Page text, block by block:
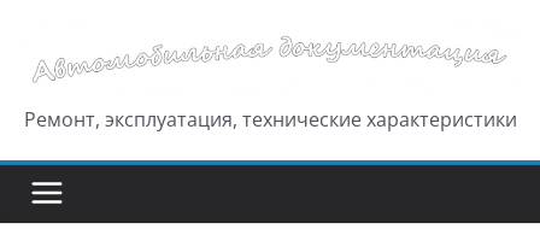
содержимому
Ремонт, эксплуатация, технические характеристики